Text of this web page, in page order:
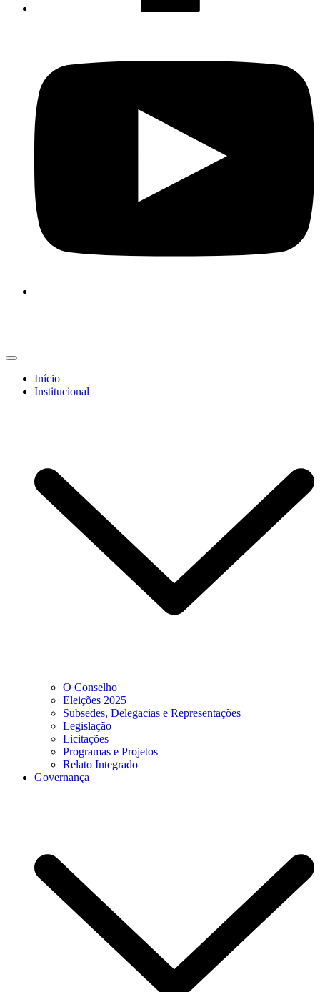
Início
Institucional
O Conselho
Eleições 2025
Subsedes, Delegacias e Representações
Legislação
Licitações
Programas e Projetos
Relato Integrado
Governança